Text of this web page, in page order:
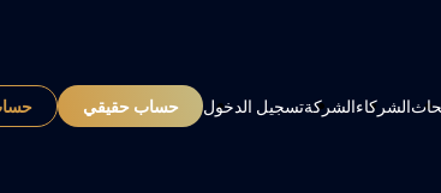
الشركاءالشركةتسجيل الدخول حساب حقيقي